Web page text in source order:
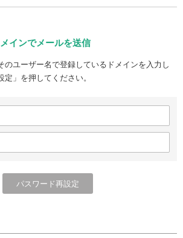
インでメールを送信
のユーザー名で登録しているドメインを入力し
」を押してください。